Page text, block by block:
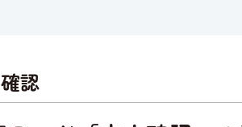
認